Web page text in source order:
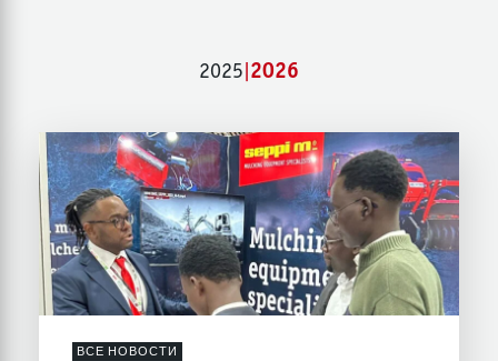
2025|2026
ВСЕ НОВОСТИ